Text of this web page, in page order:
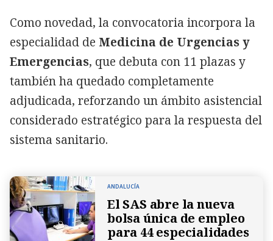
Como novedad, la convocatoria incorpora la
especialidad de Medicina de Urgencias y
Emergencias, que debuta con 11 plazas y
también ha quedado completamente
adjudicada, reforzando un ámbito asistencial
considerado estratégico para la respuesta del
sistema sanitario.
ANDALUCÍA
El SAS abre la nueva
bolsa única de empleo
para 44 especialidades